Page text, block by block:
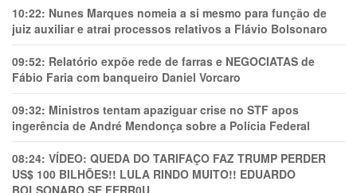
10:22: Nunes Marques nomeia a si mesmo para função de
juiz auxiliar e atrai processos relativos a Flávio Bolsonaro
09:52: Relatório expõe rede de farras e NEGOCIATAS de
Fábio Faria com banqueiro Daniel Vorcaro
09:32: Ministros tentam apaziguar crise no STF apos
ingerência de André Mendonça sobre a Polícia Federal
08:24: VÍDEO: QUEDA DO TARIFAÇO FAZ TRUMP PERDER
US$ 100 BILHÕES!! LULA RINDO MUITO!! EDUARDO
BOLSONARO SE FERR0U